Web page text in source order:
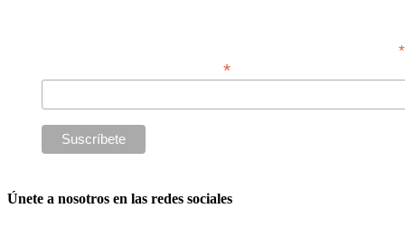
*
*
Únete a nosotros en las redes sociales